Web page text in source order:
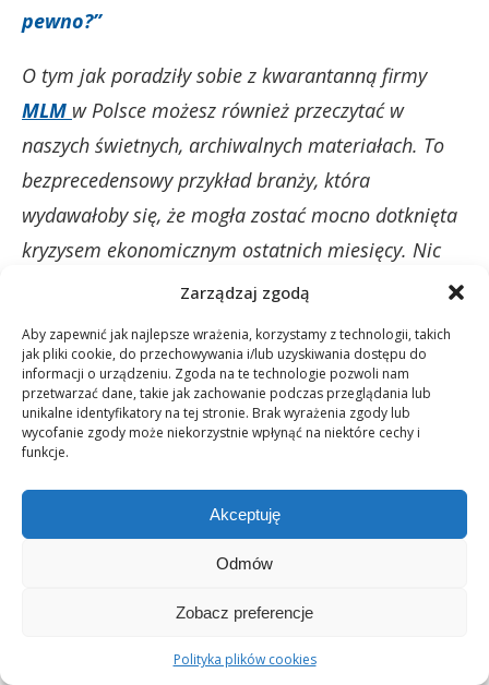
Zarządzaj zgodą
Aby zapewnić jak najlepsze wrażenia, korzystamy z technologii, takich
jak pliki cookie, do przechowywania i/lub uzyskiwania dostępu do
informacji o urządzeniu. Zgoda na te technologie pozwoli nam
przetwarzać dane, takie jak zachowanie podczas przeglądania lub
unikalne identyfikatory na tej stronie. Brak wyrażenia zgody lub
wycofanie zgody może niekorzystnie wpłynąć na niektóre cechy i
funkcje.
Akceptuję
Odmów
Zobacz preferencje
Polityka plików cookies
pewno?”
O tym jak poradziły sobie z kwarantanną firmy
MLM w Polsce możesz również przeczytać w
naszych świetnych, archiwalnych materiałach. To
bezprecedensowy przykład branży, która
wydawałoby się, że mogła zostać mocno dotknięta
kryzysem ekonomicznym ostatnich miesięcy. Nic
bardziej mylnego. To model biznesowy, któremu
zastosowanie nowoczesnych technologii, sprawna
reorganizacja i adaptacja do nowej sytuacji
przyniosły zaskakujące efekty:
w online! Komentarze liderów”